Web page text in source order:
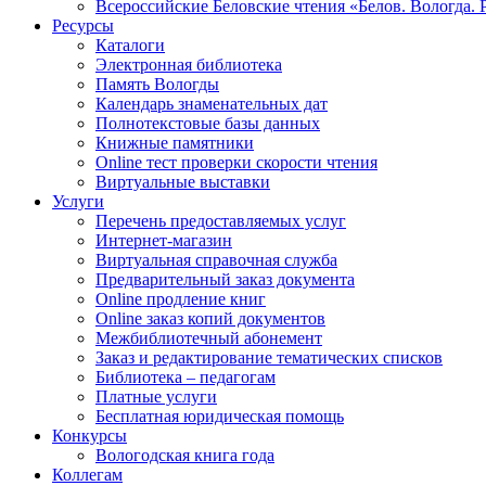
Всероссийские Беловские чтения «Белов. Вологда.
Ресурсы
Каталоги
Электронная библиотека
Память Вологды
Календарь знаменательных дат
Полнотекстовые базы данных
Книжные памятники
Online тест проверки скорости чтения
Виртуальные выставки
Услуги
Перечень предоставляемых услуг
Интернет-магазин
Виртуальная справочная служба
Предварительный заказ документа
Online продление книг
Online заказ копий документов
Межбиблиотечный абонемент
Заказ и редактирование тематических списков
Библиотека – педагогам
Платные услуги
Бесплатная юридическая помощь
Конкурсы
Вологодская книга года
Коллегам